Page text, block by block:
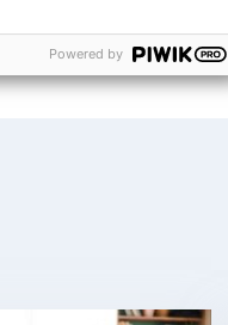
Powered by